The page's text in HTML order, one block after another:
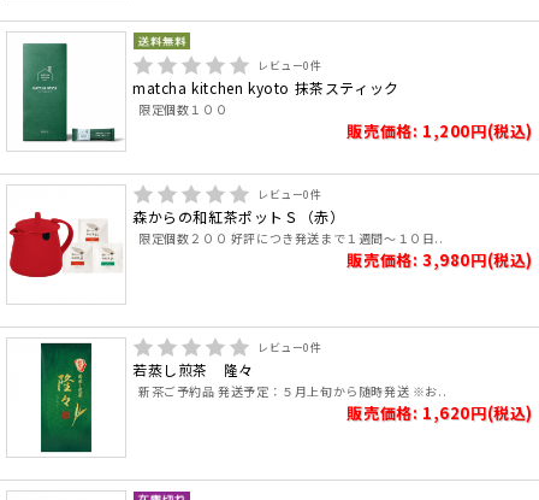
レビュー0件
matcha kitchen kyoto 抹茶スティック
限定個数１００
販売価格: 1,200円(税込)
レビュー0件
森からの和紅茶ポットＳ（赤）
限定個数２００ 好評につき発送まで１週間～１０日..
販売価格: 3,980円(税込)
レビュー0件
若蒸し煎茶 隆々
新茶ご予約品 発送予定：５月上旬から随時発送 ※お..
販売価格: 1,620円(税込)